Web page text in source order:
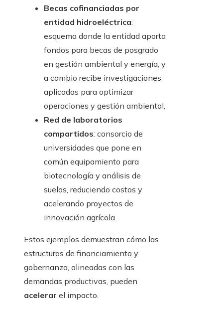
Becas cofinanciadas por
entidad hidroeléctrica:
esquema donde la entidad aporta
fondos para becas de posgrado
en gestión ambiental y energía, y
a cambio recibe investigaciones
aplicadas para optimizar
operaciones y gestión ambiental.
Red de laboratorios
compartidos: consorcio de
universidades que pone en
común equipamiento para
biotecnología y análisis de
suelos, reduciendo costos y
acelerando proyectos de
innovación agrícola.
Estos ejemplos demuestran cómo las
estructuras de financiamiento y
gobernanza, alineadas con las
demandas productivas, pueden
acelerar el impacto.